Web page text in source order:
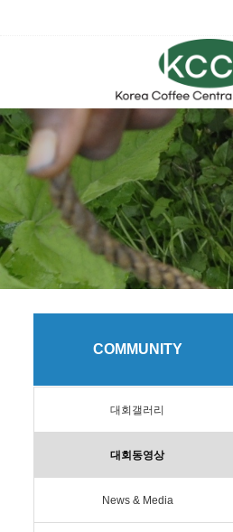
COMMUNITY
대회갤러리
대회동영상
News & Media